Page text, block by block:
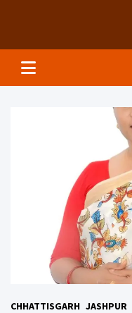
CHHATTISGARH JASHPUR